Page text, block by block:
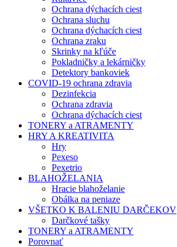
Ochrana dýchacích ciest
Ochrana sluchu
Ochrana dýchacích ciest
Ochrana zraku
Skrinky na kľúče
Pokladničky a lekárničky
Detektory bankoviek
COVID-19 ochrana zdravia
Dezinfekcia
Ochrana zdravia
Ochrana dýchacích ciest
TONERY a ATRAMENTY
HRY A KREATIVITA
Hry
Pexeso
Pexetrio
BLAHOŽELANIA
Hracie blahoželanie
Obálka na peniaze
VŠETKO K BALENIU DARČEKOV
Darčkové tašky
TONERY a ATRAMENTY
Porovnať